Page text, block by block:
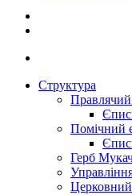
Структура
Помічний
Герб